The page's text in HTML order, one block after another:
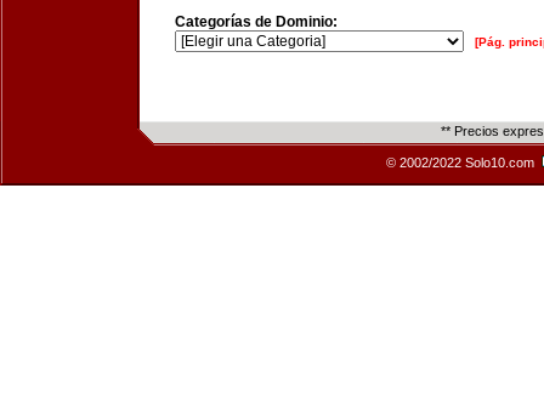
Categorías de Dominio:
[Pág.
** Precios
© 2002/2022 Solo10.com